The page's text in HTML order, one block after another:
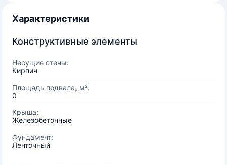
Характеристики
Конструктивные элементы
Несущие стены:
Кирпич
Площадь подвала, м²:
0
Крыша:
Железобетонные
Фундамент:
Ленточный